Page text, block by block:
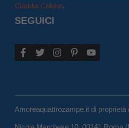
Claudia Colono.
SEGUICI
Amoreaquattrozampe.it di proprietà